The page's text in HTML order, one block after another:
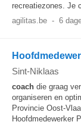
recreatiezones. Je
agilitas.be - 6
Sint-Niklaas
coach die graag
organiseren en
Provincie Oost-
Hoofdmedewerker